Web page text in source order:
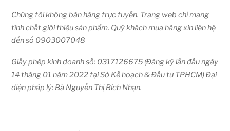
Chúng tôi không bán hàng trực tuyến. Trang web chỉ mang
tính chất giới thiệu sản phẩm. Quý khách mua hàng xin liên hệ
đến số 0903007048
Giấy phép kinh doanh số: 0317126675 (Đăng ký lần đầu ngày
14 tháng 01 năm 2022 tại Sở Kế hoạch & Đầu tư TPHCM) Đại
diện pháp lý: Bà Nguyễn Thị Bích Nhạn.